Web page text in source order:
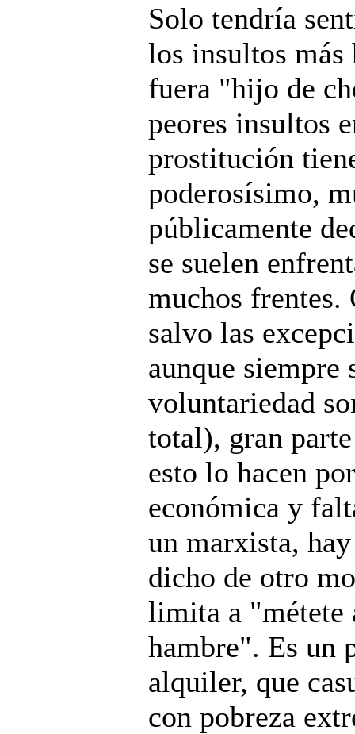
Solo tendría
los insultos más
fuera "hijo de
peores insultos
prostitución
poderosísimo,
públicamente
se suelen
muchos frentes.
salvo las
aunque siempre
voluntariedad
total), gran
esto lo hacen
económica y
un marxista,
dicho de otro
limita a "métete
hambre". Es un
alquiler, que
con pobreza